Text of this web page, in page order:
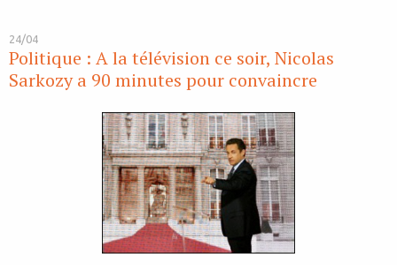
24/04
Politique : A la télévision ce soir, Nicolas
Sarkozy a 90 minutes pour convaincre